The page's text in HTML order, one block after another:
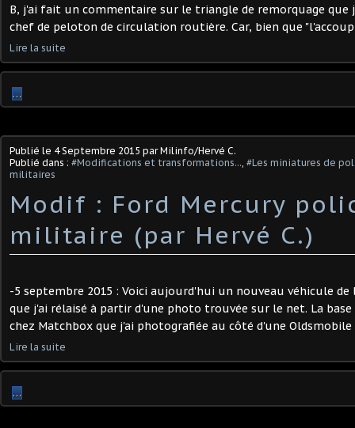
B, j'ai fait un commentaire sur le triangle de remorquage que
chef de peloton de circulation routière. Car, bien que
Lire la suite
…
Publié le 4 Septembre 2015 par Milinfo/Hervé C.
Publié dans : #Modifications et transformations..., #Les miniatures de
militaires
Modif : Ford Mercury
militaire (par Hervé C.)
-5 septembre 2015 : Voici aujourd'hui un nouveau véhicule
que j'ai rélaisé à partir d'une photo trouvée sur le net. La base
chez Matchbox que j'ai photografiée au côté d'une Oldsmobile
Lire la suite
…